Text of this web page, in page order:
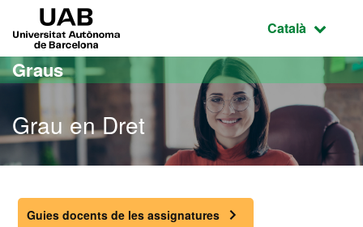
Ves al contingut principal
Ves a la navegació de la pàgina
Idioma
Català
Graus
Grau en Dret
Grau en Dret
Guies docents de les assignatures